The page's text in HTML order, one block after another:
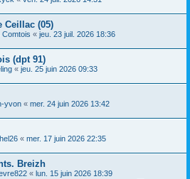
Ceillac (05)
Comtois « jeu. 23 juil. 2026 18:36
(dpt 91)
« jeu. 25 juin 2026 09:33
yvon « mer. 24 juin 2026 13:42
« mer. 17 juin 2026 22:35
Breizh
« lun. 15 juin 2026 18:39